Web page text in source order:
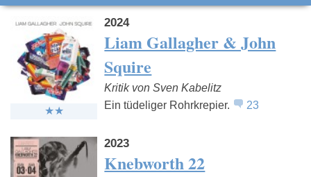
2024
Liam Gallagher & John
Squire
Kritik von Sven Kabelitz
Ein tüdeliger Rohrkrepier.
23
2023
Knebworth 22